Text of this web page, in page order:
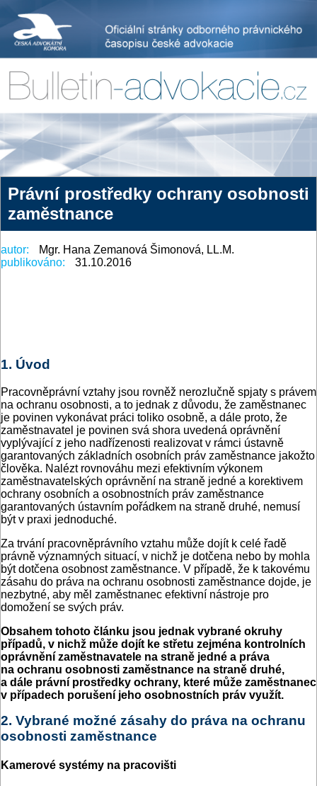
Právní prostředky ochrany osobnosti
zaměstnance
autor:
Mgr. Hana Zemanová Šimonová, LL.M.
publikováno:
31.10.2016
1. Úvod
Pracovněprávní vztahy jsou rovněž nerozlučně spjaty s právem
na ochranu osobnosti, a to jednak z důvodu, že zaměstnanec
je povinen vykonávat práci toliko osobně, a dále proto, že
zaměstnavatel je povinen svá shora uvedená oprávnění
vyplývající z jeho nadřízenosti realizovat v rámci ústavně
garantovaných základních osobních práv zaměstnance jakožto
člověka. Nalézt rovnováhu mezi efektivním výkonem
zaměstnavatelských oprávnění na straně jedné a korektivem
ochrany osobních a osobnostních práv zaměstnance
garantovaných ústavním pořádkem na straně druhé, nemusí
být v praxi jednoduché.
Za trvání pracovněprávního vztahu může dojít k celé řadě
právně významných situací, v nichž je dotčena nebo by mohla
být dotčena osobnost zaměstnance. V případě, že k takovému
zásahu do práva na ochranu osobnosti zaměstnance dojde, je
nezbytné, aby měl zaměstnanec efektivní nástroje pro
domožení se svých práv.
Obsahem tohoto článku jsou jednak vybrané okruhy
případů, v nichž může dojít ke střetu zejména kontrolních
oprávnění zaměstnavatele na straně jedné a práva
na ochranu osobnosti zaměstnance na straně druhé,
a dále právní prostředky ochrany, které může zaměstnanec
v případech porušení jeho osobnostních práv využít.
2. Vybrané možné zásahy do práva na ochranu
osobnosti zaměstnance
Kamerové systémy na pracovišti